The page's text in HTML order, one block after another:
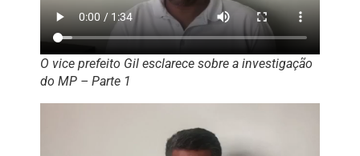
O vice prefeito Gil esclarece sobre a investigação
do MP – Parte 1